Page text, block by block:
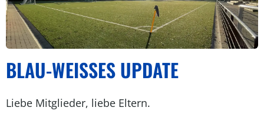
BLAU-WEISSES UPDATE
Liebe Mitglieder, liebe Eltern.